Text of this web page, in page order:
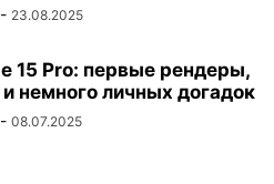
- 23.08.2025
15 Pro: первые рендеры,
немного личных догадок
- 08.07.2025